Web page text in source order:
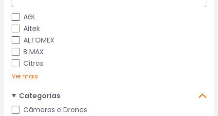
AGL
Aitek
ALTOMEX
B MAX
Citrox
Ver mais
Categorias
Câmeras e Drones